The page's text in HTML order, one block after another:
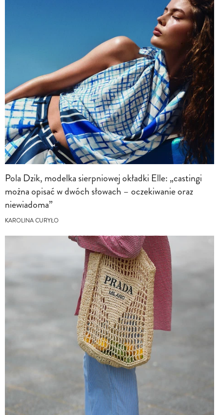
Pola Dzik, modelka sierpniowej okładki Elle: „castingi
można opisać w dwóch słowach – oczekiwanie oraz
niewiadoma”
KAROLINA CURYŁO